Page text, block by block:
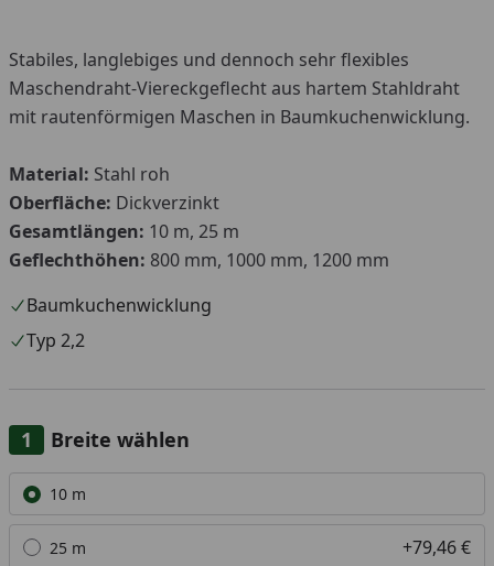
Stabiles, langlebiges und dennoch sehr flexibles
Maschendraht-Viereckgeflecht aus hartem Stahldraht
mit rautenförmigen Maschen in Baumkuchenwicklung.
Material: Stahl roh
Oberfläche: Dickverzinkt
Gesamtlängen: 10 m, 25 m
Geflechthöhen: 800 mm, 1000 mm, 1200 mm
Baumkuchenwicklung
Typ 2,2
Breite wählen
Alle anzeigen (2)
10 m
25 m +79,46 €